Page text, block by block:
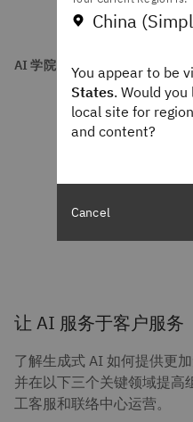
AI 学院
让 AI 服务于客户服务
了解生成式 AI 如何提供更
并在以下三个关键领域提高
工客服和联络中心运营。
China
You appear to be
States. Would
local site for
and content?
Cancel